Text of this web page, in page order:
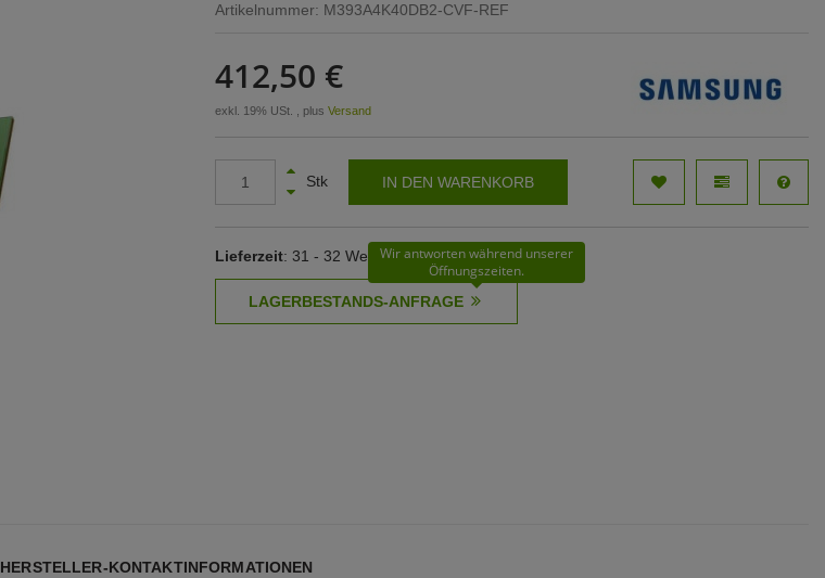
Artikelnummer: M393A4K40DB2-CVF-REF
412,50 €
exkl. 19% USt. , plus Versand
Stk IN DEN WARENKORB
Lieferzeit: 31 - 32 WerktageWir antworten während unserer
Öffnungszeiten.
HERSTELLER-KONTAKTINFORMATIONEN